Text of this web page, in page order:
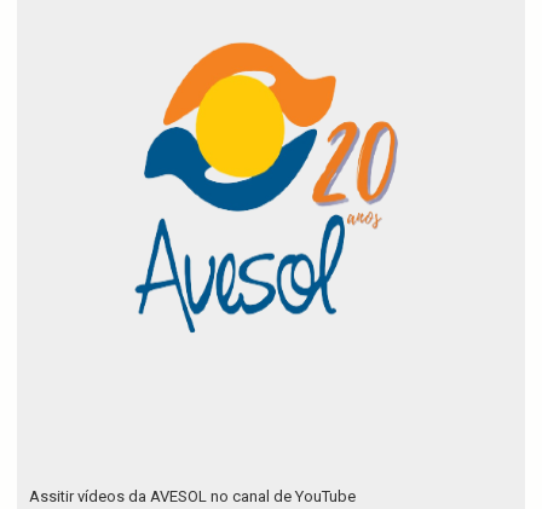
Assitir vídeos da AVESOL no canal de YouTube